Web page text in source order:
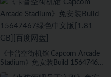
GB][百度网盘]
《卡普空街机馆 Capcom Arcade
Stadium》免安装Build 15647467